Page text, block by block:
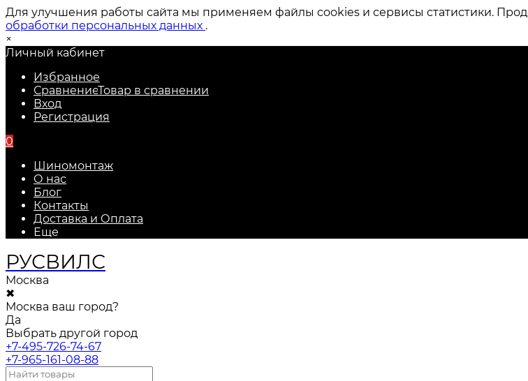
Для улучшения работы сайта мы применяем файлы cookies и сервисы статистики.
обработки персональных данных .
×
Личный кабинет
Избранное
СравнениеТовар в сравнении
Вход
Регистрация
0
Шиномонтаж
О нас
Блог
Контакты
Доставка и Оплата
Еще
РУСВИЛС
Москва
✖
Москва ваш город?
Да
Выбрать другой город
+7-495-726-74-67
+7-965-161-08-88